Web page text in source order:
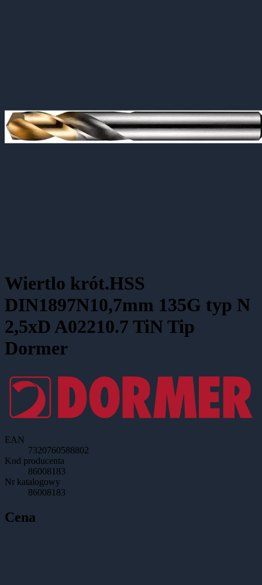
Wiertlo krót.HSS
DIN1897N10,7mm 135G typ N
2,5xD A02210.7 TiN Tip
Dormer
EAN
7320760588802
Kod producenta
86008183
Nr katalogowy
86008183
Cena